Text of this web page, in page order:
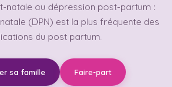
natale ou dépression post-partum :
(DPN) est la plus fréquente des
du post partum.
sa famille Faire-part